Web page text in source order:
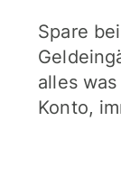
Spare
alles
Konto,